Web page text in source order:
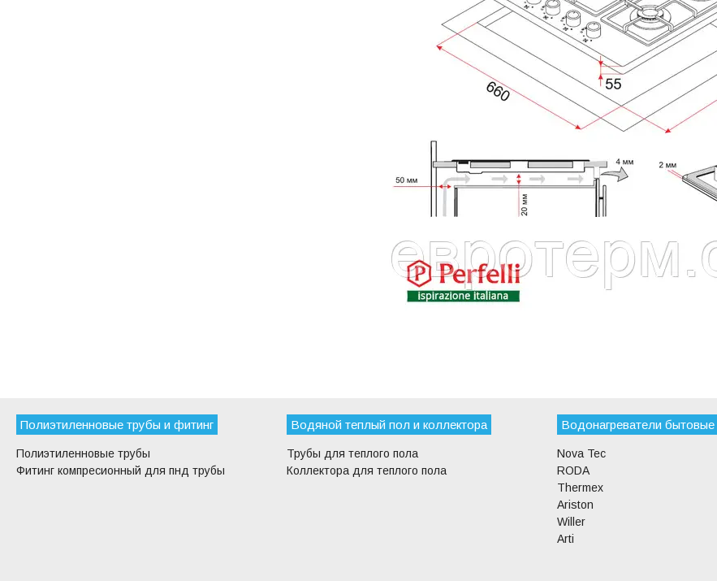
Полиэтиленновые трубы и фитинг
Полиэтиленновые трубы
Фитинг компресионный для пнд трубы
Водяной теплый пол и коллектора
Трубы для теплого пола
Коллектора для теплого пола
Водонагреватели бытовые
Nova Tec
RODA
Thermex
Ariston
Willer
Arti